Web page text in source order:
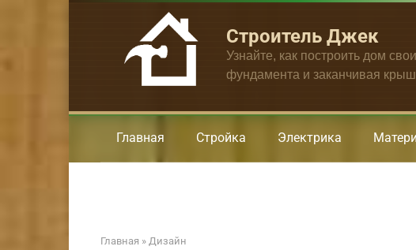
Строитель Джек
Узнайте, как построить дом
фундамента и заканчивая
Главная Стройка Электрика
Главная » Дизайн